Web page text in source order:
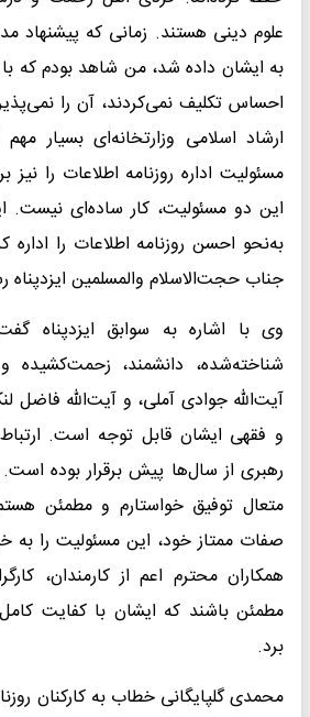
علوم دینی هستند. زمانی که پیشنهاد
به ایشان داده شد، من شاهد بودم که
احساس تکلیف نمی‌کردند، آن را
ارشاد اسلامی وزارتخانه‌ای بسیار
مسئولیت اداره روزنامه اطلاعات را
این دو مسئولیت، کار ساده‌ای نیست.
به‌نحو احسن روزنامه اطلاعات را اداره
جناب حجت‌الاسلام والمسلمین
وی با اشاره به سوابق ایزدپناه
شناخته‌شده، دانشمند، زحمت‌کشیده
آیت‌الله جوادی آملی، و آیت‌الله فاضل
و فقهی ایشان قابل توجه است.
رهبری از سال‌ها پیش برقرار بوده است.
متعال توفیق خواستارم و مطمئن
صفات ممتاز خود، این مسئولیت را به
همکاران محترم اعم از کارمندان،
مطمئن باشند که ایشان با کفایت
برد.
محمدی گلپایگانی خطاب به کارکنان